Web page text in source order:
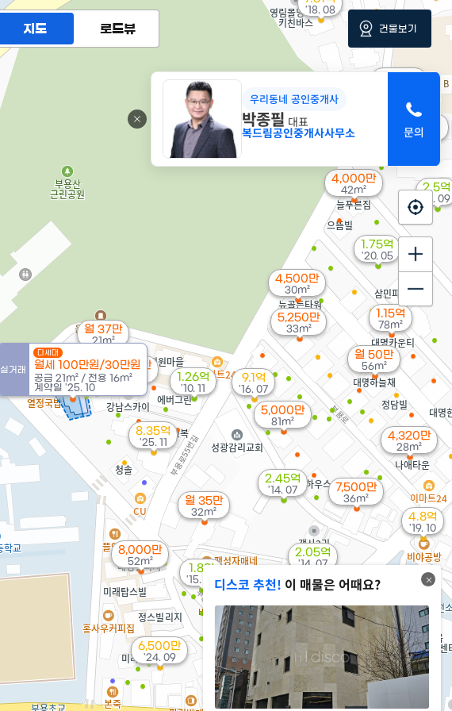
월 37만
21m²
월 50만
56m²
월 30만
21m²
4,500만
30m²
8.35억
'25. 11
5,250만
33m²
4,000만
42m²
실거래
다세대
월세 100만원/30만원
공급 21m² / 전용 16m²
계약일 '25. 10
6,700만
62m²
월 35만
32m²
6,500만
'24. 09
105m²
8,000만
52m²
5,000만
81m²
1.15억
78m²
12.55억
'22. 09
1.75억
'20. 05
4.8억
'19. 10
'18. 08
4,320만
28m²
7,500만
36m²
9.1억
'16. 07
1.8억
'15. 02
2.45억
'14. 07
2.05억
'14. 07
2,091만
2.5억
'11. 09
1,879만
'11. 04
1.26억
'10. 11
575만
'06. 01
디스코 추천! 이 매물은 어때요?
우리동네 공인중개사
박종필 대표
복드림공인중개사사무소
지도 로드뷰 건물보기